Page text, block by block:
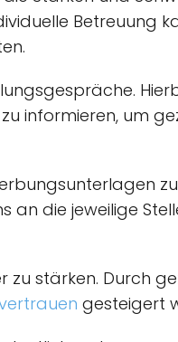
Betreuung
informieren, um
an die jeweilige
zu stärken. Durch
gesteigert